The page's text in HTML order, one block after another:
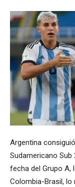
Argentina
Sudamericano Sub
fecha del Grupo A,
Colombia-Brasil, lo